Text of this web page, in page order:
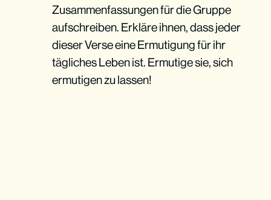
Lass sie schweigen
Zusammenfassungen für die Gruppe
aufschreiben. Erkläre ihnen, dass jeder
dieser Verse eine Ermutigung für ihr
tägliches Leben ist. Ermutige sie, sich
ermutigen zu lassen!